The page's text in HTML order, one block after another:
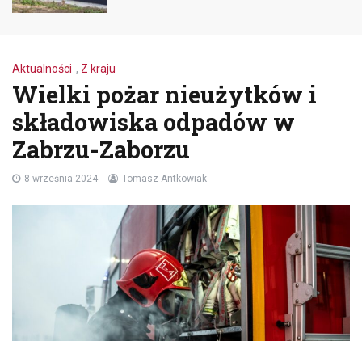
Aktualności , Z kraju
Wielki pożar nieużytków i
składowiska odpadów w
Zabrzu-Zaborzu
8 września 2024 Tomasz Antkowiak